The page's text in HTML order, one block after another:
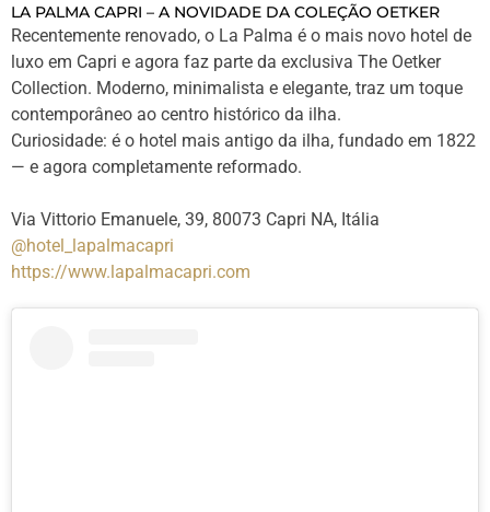
LA PALMA CAPRI – A NOVIDADE DA COLEÇÃO OETKER
Recentemente renovado, o La Palma é o mais novo hotel de
luxo em Capri e agora faz parte da exclusiva The Oetker
Collection. Moderno, minimalista e elegante, traz um toque
contemporâneo ao centro histórico da ilha.
Curiosidade: é o hotel mais antigo da ilha, fundado em 1822
— e agora completamente reformado.
Via Vittorio Emanuele, 39, 80073 Capri NA, Itália
@hotel_lapalmacapri
https://www.lapalmacapri.com